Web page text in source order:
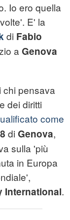
Io ero quella
E' la
di Fabio
a Genova
chi pensava
dei diritti
come
di Genova,
sulla 'più
in Europa
International.